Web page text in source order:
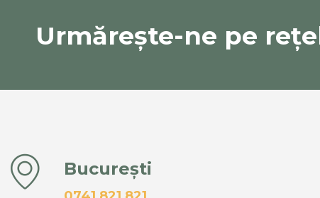
Urmărește-ne pe
București